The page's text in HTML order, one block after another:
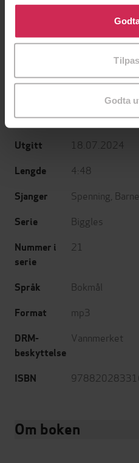
Klikk på «Godta alle» for å
bruke cookies for alle disse
tilpasse ditt samtykke til
Godta
Forfattere W.E. Johns
(oversetter),
Forlag Cappelen
Utgitt 18.07.2024
Lengde 4:48
Sjanger Spenning
Serie Biggles
Nummer i
serie
21
Språk Bokmål
Format mp3
DRM-
beskyttelse
Vannmerket
ISBN
Om boken